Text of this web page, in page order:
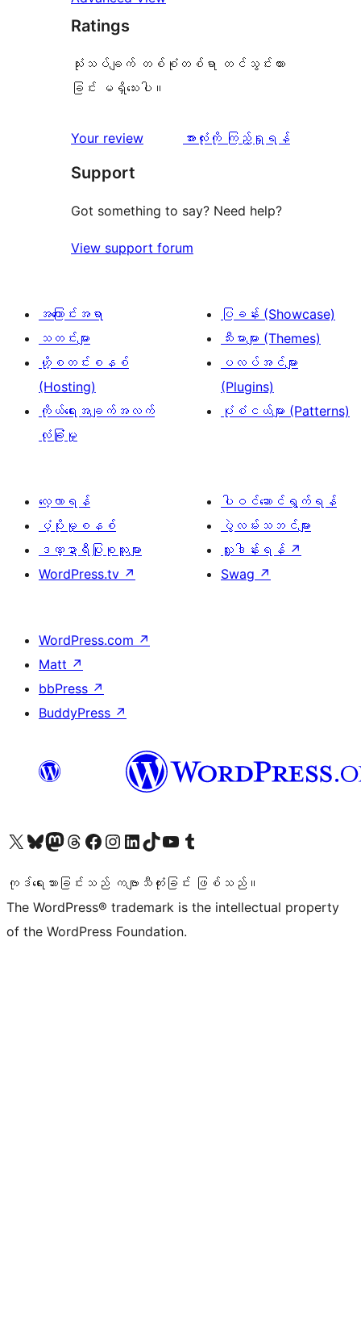
Ratings
သုံးသပ်ချက် တစ်စုံတစ်ရာ တင်သွင်းထား
ခြင်း မရှိသေးပါ။
Your review
သုံးသပ်
အားလုံးကို ကြည့်ရှုရန်
Support
Got something to say? Need help?
View support forum
အကြောင်းအရာ
သတင်းများ
ဟို့စတင်းစနစ်
(Hosting)
ကိုယ်ရေးအချက်အလက်
လုံခြုံမှု
ပြခန်း (Showcase)
သီးမားများ (Themes)
ပလပ်အင်များ
(Plugins)
ပုံစံငယ်များ (Patterns)
လေ့လာရန်
ပံ့ပိုးမှုစနစ်
ဒဏ္ဍာရီပြုစုသူများ
WordPress.tv ↗
ပါဝင်ဆောင်ရွက်ရန်
ပွဲလမ်းသဘင်များ
လှူဒါန်းရန် ↗
Swag ↗
WordPress.com ↗
Matt ↗
bbPress ↗
BuddyPress ↗
ကျွန်ုပ်တို့၏ X (ယခင် Twitter) အကောင့်သို့ သွားရောက်ကြည့်ရှုပါကျွန်ုပ်တို့၏ Bluesky အကောင့်သို့ ဝင်ရောက်ကြည့်ရှုရန်
ကျွန်ုပ်တို့၏ Mastodon အကောင့်သို့ သွားရောက်ကြည့်ရှုပါကျွန်ုပ်တို့၏ Threads အကောင့်သို့ ဝင်ရောက်ကြည့်ရှုရန်
ကျွန်ုပ်တို့၏ Facebook စာမျက်နှာသို့ သွားရောက်ကြည့်ရှုပါကျွန်ုပ်တို့၏ Instagram အကောင့်သို့ သွားရောက်ကြည့်ရှုပါ ကျွန်ုပ်တို့၏ LinkedIn အကောင့်သို့ သွားရောက်ကြည့်ရှုပါကျွန်ုပ်တို့၏ TikTok အကောင့်သို့ ဝင်ရောက်ကြည့်ရှုရန်
ကျွန်ုပ်တို့၏ YouTube ချန်နယ်သို့ သွားရောက်ကြည့်ရှုပါ ကျွန်ုပ်တို့၏ Tumblr အကောင့်သို့ ဝင်ရောက်ကြည့်ရှုရန်
ကုဒ်ရေးသားခြင်းသည် ကဗျာသီကုံးခြင်း ဖြစ်သည်။
The WordPress® trademark is the intellectual property
of the WordPress Foundation.